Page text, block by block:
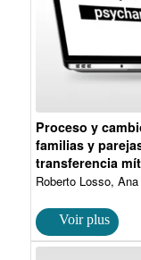
Proceso y
familias y
transferencia
Roberto Losso,